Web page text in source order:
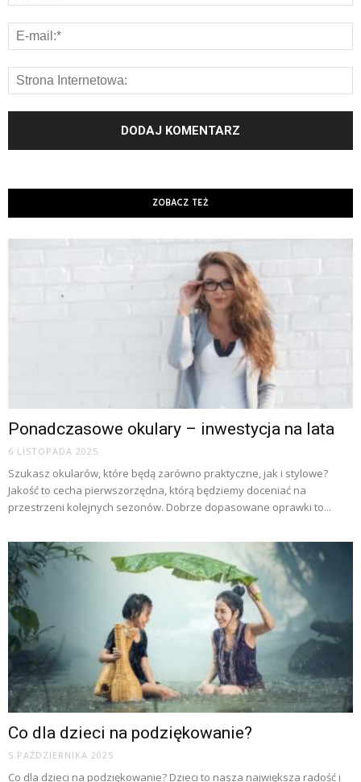
ZOBACZ TEŻ
Ponadczasowe okulary – inwestycja na lata
6 LISTOPADA 2025
Szukasz okularów, które będą zarówno praktyczne, jak i stylowe?
Jakość to cecha pierwszorzędna, którą będziemy doceniać na
przestrzeni kolejnych sezonów. Dobrze dopasowane oprawki to...
Co dla dzieci na podziękowanie?
5 PAŹDZIERNIKA 2025
Co dla dzieci na podziękowanie? Dzieci to nasza największa radość i